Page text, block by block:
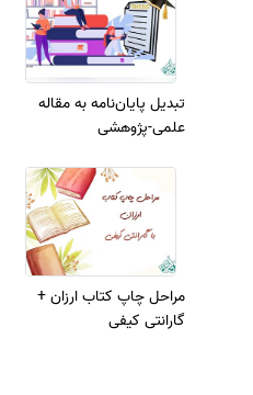
تبدیل پایان‌نامه به مقاله
علمی-پژوهشی
مراحل چاپ کتاب ارزان +
گارانتی کیفی